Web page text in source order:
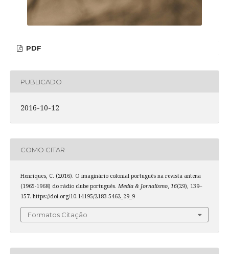
PDF
PUBLICADO
2016-10-12
COMO CITAR
Henriques, C. (2016). O imaginário colonial português na revista antena
(1965-1968) do rádio clube português. Media & Jornalismo, 16(29), 139–
157. https://doi.org/10.14195/2183-5462_29_9
Formatos Citação